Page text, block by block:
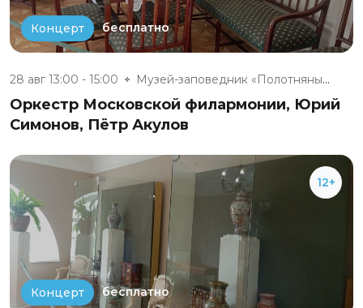
Концерт бесплатно
28 авг 13:00 - 15:00 Музей-заповедник «Полотняный З...
Оркестр Московской филармонии, Юрий
Симонов, Пётр Акулов
12+
Концерт бесплатно